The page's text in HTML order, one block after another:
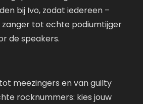
bij Ivo, zodat iedereen –
zanger tot echte podiumtijger
de speakers.
meezingers en van guilty
rocknummers: kies jouw